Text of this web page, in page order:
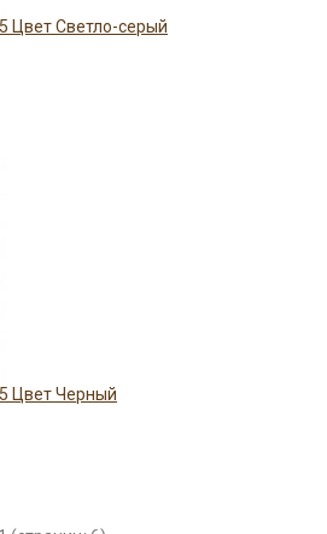
Цвет Светло-серый
Цвет Черный